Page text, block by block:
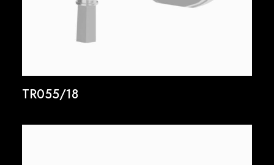
TR055/18